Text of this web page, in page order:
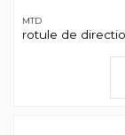
MTD
rotule de